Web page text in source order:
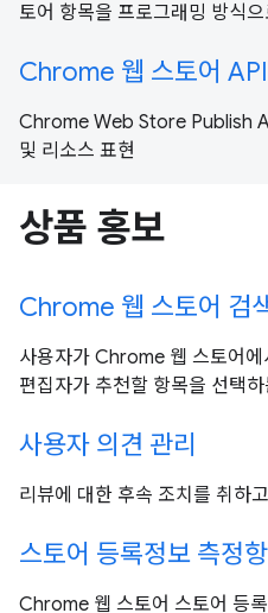
토어 항목을 프로그래밍 방식
Chrome 웹 스토어
Chrome Web Store Publish
및 리소스 표현
상품 홍보
Chrome 웹 스토어 검
사용자가 Chrome 웹 스토어
편집자가 추천할 항목을 선택
사용자 의견 관리
리뷰에 대한 후속 조치를 취하
스토어 등록정보 측정
Chrome 웹 스토어 스토어 등